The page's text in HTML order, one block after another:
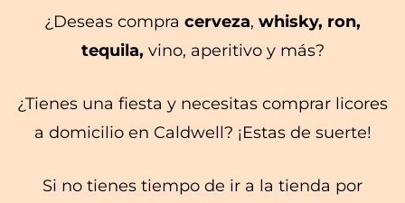
¿Deseas compra cerveza, whisky, ron,
tequila, vino, aperitivo y más?
¿Tienes una fiesta y necesitas comprar licores
a domicilio en Caldwell? ¡Estas de suerte!
Si no tienes tiempo de ir a la tienda por